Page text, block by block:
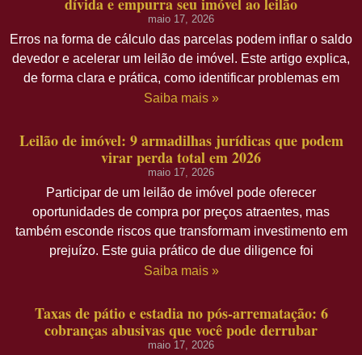
maio 17, 2026
Erros na forma de cálculo das parcelas podem inflar o saldo
devedor e acelerar um leilão de imóvel. Este artigo explica,
de forma clara e prática, como identificar problemas em
Saiba mais »
Leilão de imóvel: 9 armadilhas jurídicas que podem
virar perda total em 2026
maio 17, 2026
Participar de um leilão de imóvel pode oferecer
oportunidades de compra por preços atraentes, mas
também esconde riscos que transformam investimento em
prejuízo. Este guia prático de due diligence foi
Saiba mais »
Taxas de pátio e estadia no pós-arrematação: 6
cobranças abusivas que você pode derrubar
maio 17, 2026